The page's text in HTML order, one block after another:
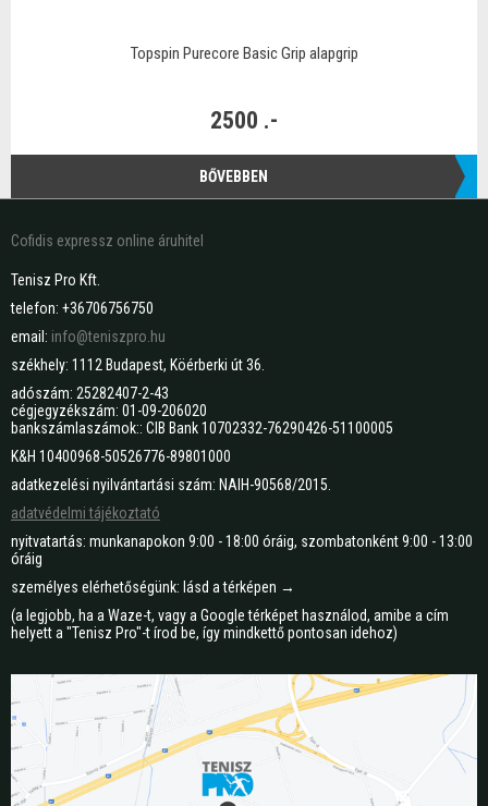
Topspin Purecore Basic Grip alapgrip
2500 .-
BŐVEBBEN
Cofidis expressz online áruhitel
Tenisz Pro Kft.
telefon: +36706756750
email: info@teniszpro.hu
székhely: 1112 Budapest, Köérberki út 36.
adószám: 25282407-2-43
cégjegyzékszám: 01-09-206020
bankszámlaszámok:: CIB Bank 10702332-76290426-51100005
K&H 10400968-50526776-89801000
adatkezelési nyilvántartási szám: NAIH-90568/2015.
adatvédelmi tájékoztató
nyitvatartás: munkanapokon 9:00 - 18:00 óráig, szombatonként 9:00 - 13:00
óráig
személyes elérhetőségünk: lásd a térképen →
(a legjobb, ha a Waze-t, vagy a Google térképet használod, amibe a cím
helyett a "Tenisz Pro"-t írod be, így mindkettő pontosan idehoz)